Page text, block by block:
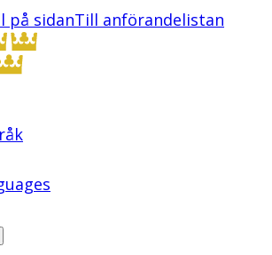
på sidanTill anförandelistan